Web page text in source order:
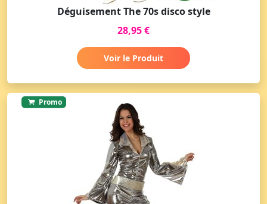
Déguisement The 70s disco style
28,95 €
Voir le Produit
Promo